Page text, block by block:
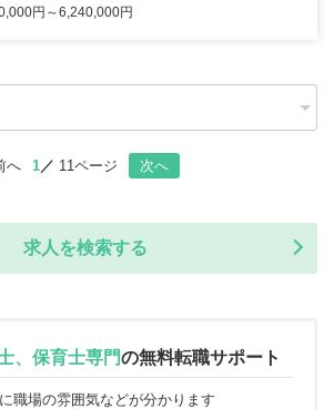
円～6,240,000円
へ 1 11ページ 次へ
求人を検索する
、保育士専門の無料転職サポート
職場の雰囲気などが分かります